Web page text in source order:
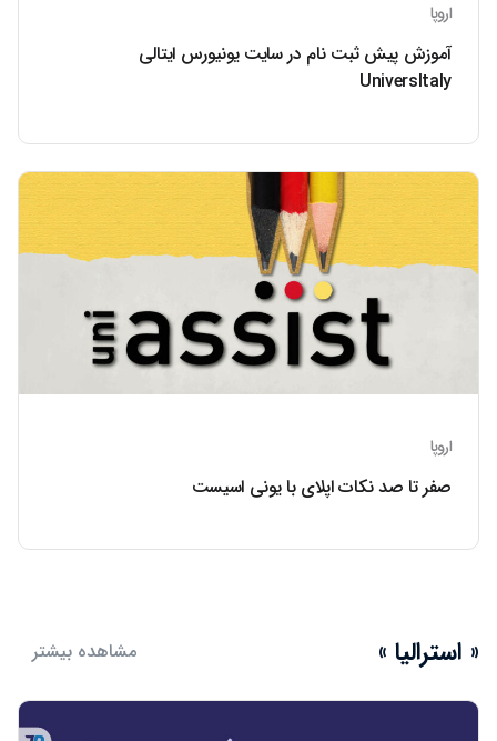
اروپا
آموزش پیش ثبت نام در سایت یونیورس ایتالی
UniversItaly
اروپا
صفر تا صد نکات اپلای با یونی اسیست
« استرالیا » مشاهده بیشتر